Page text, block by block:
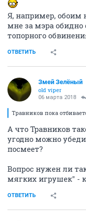
Я, например, обоим
мне за мэра обидно
топорного
ОТВЕТИТЬ
Змей Зелёный
old viper
06 марта 2018
Травников пока
А что Травников
угодно можно
посмеет?
Вопрос нужен ли
мягких игрушек" -
ОТВЕТИТЬ